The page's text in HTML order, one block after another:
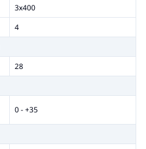
3х400
4
28
0 - +35